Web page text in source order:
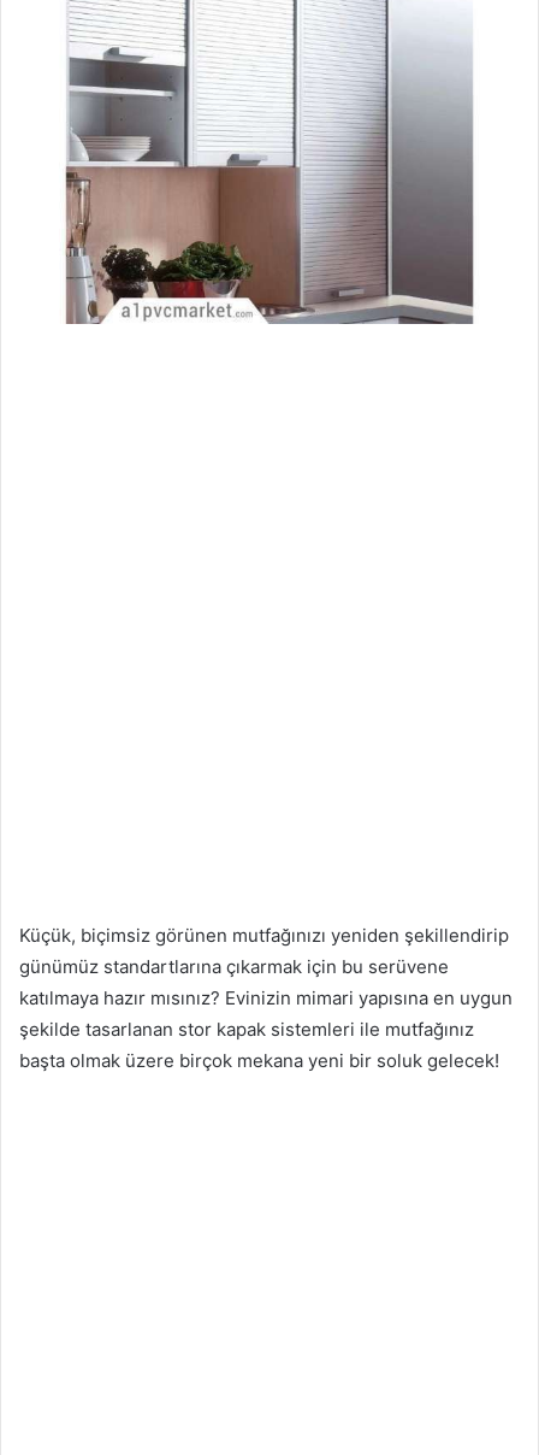
Küçük, biçimsiz görünen mutfağınızı yeniden şekillendirip
günümüz standartlarına çıkarmak için bu serüvene
katılmaya hazır mısınız? Evinizin mimari yapısına en uygun
şekilde tasarlanan stor kapak sistemleri ile mutfağınız
başta olmak üzere birçok mekana yeni bir soluk gelecek!